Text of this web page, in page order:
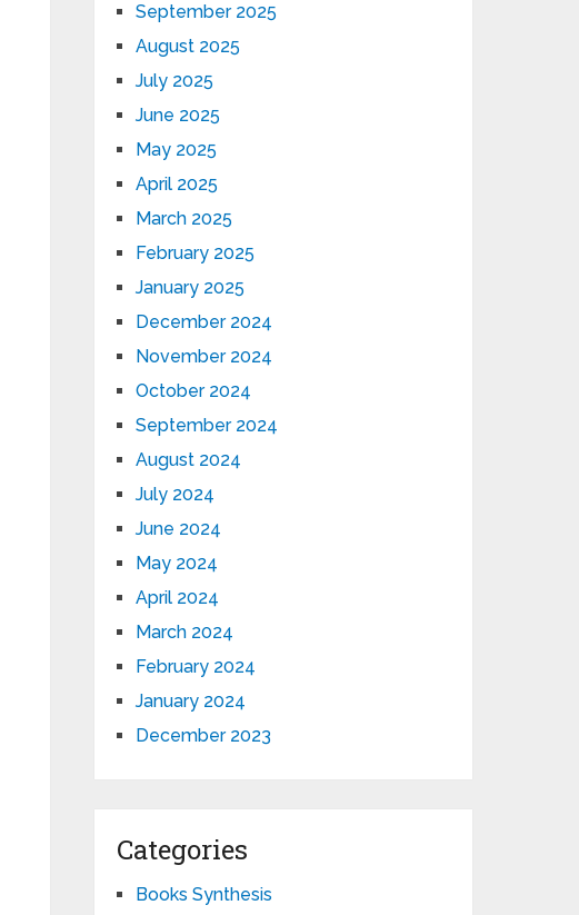
September 2025
August 2025
July 2025
June 2025
May 2025
April 2025
March 2025
February 2025
January 2025
December 2024
November 2024
October 2024
September 2024
August 2024
July 2024
June 2024
May 2024
April 2024
March 2024
February 2024
January 2024
December 2023
Categories
Books Synthesis